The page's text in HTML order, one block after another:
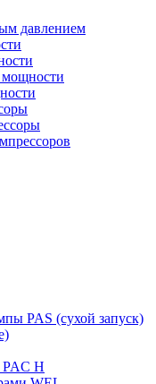
давлением
PAS (сухой запуск)
PAC H